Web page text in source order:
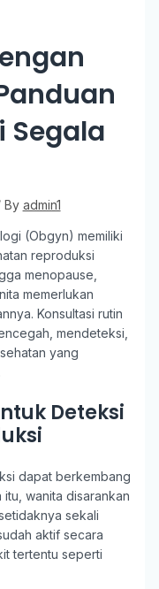
Segala
By admin1
(Obgyn) memiliki
reproduksi
menopause,
memerlukan
Konsultasi rutin
mendeteksi,
yang
Deteksi
dapat berkembang
wanita disarankan
sekali
aktif secara
tertentu seperti